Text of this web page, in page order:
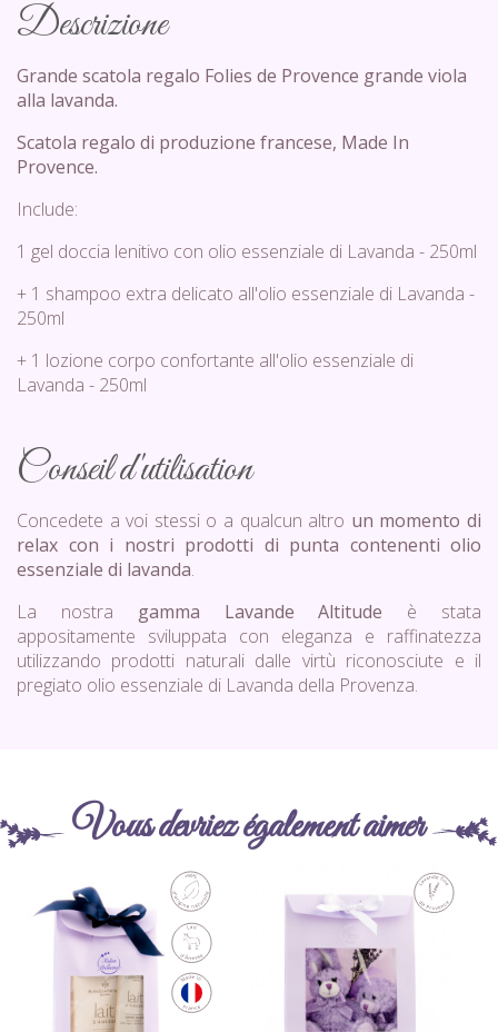
Descrizione
Grande scatola regalo Folies de Provence grande viola
alla lavanda.
Scatola regalo di produzione francese, Made In
Provence.
Include:
1 gel doccia lenitivo con olio essenziale di Lavanda - 250ml
+ 1 shampoo extra delicato all'olio essenziale di Lavanda -
250ml
+ 1 lozione corpo confortante all'olio essenziale di
Lavanda - 250ml
Conseil d'utilisation
Concedete a voi stessi o a qualcun altro un momento di
relax con i nostri prodotti di punta contenenti olio
essenziale di lavanda.
La nostra gamma Lavande Altitude è stata
appositamente sviluppata con eleganza e raffinatezza
utilizzando prodotti naturali dalle virtù riconosciute e il
pregiato olio essenziale di Lavanda della Provenza.
Vous devriez également aimer